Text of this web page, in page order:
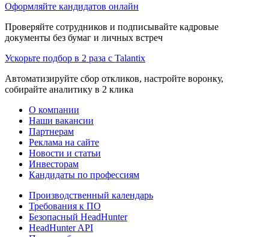
Оформляйте кандидатов онлайн
Проверяйте сотрудников и подписывайте кадровые
документы без бумаг и личных встреч
Ускорьте подбор в 2 раза с Talantix
Автоматизируйте сбор откликов, настройте воронку,
собирайте аналитику в 2 клика
О компании
Наши вакансии
Партнерам
Реклама на сайте
Новости и статьи
Инвесторам
Кандидаты по профессиям
Производственный календарь
Требования к ПО
Безопасный HeadHunter
HeadHunter API